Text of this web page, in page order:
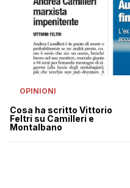
OPINIONI
Cosa ha scritto Vittorio
Feltri su Camilleri e
Montalbano